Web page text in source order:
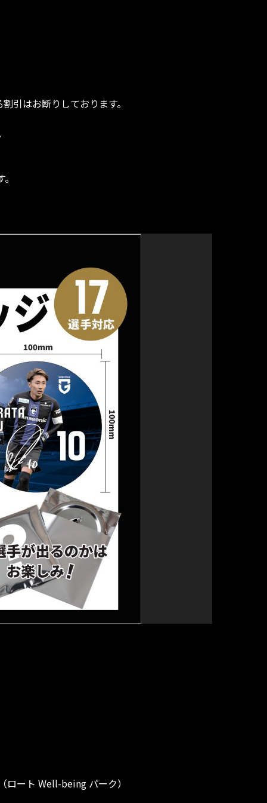
引はお断りしております。
ート Well-being パーク）